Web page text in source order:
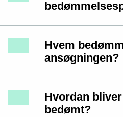
Hvem
ansøgningen?
Hvordan
bedømt?